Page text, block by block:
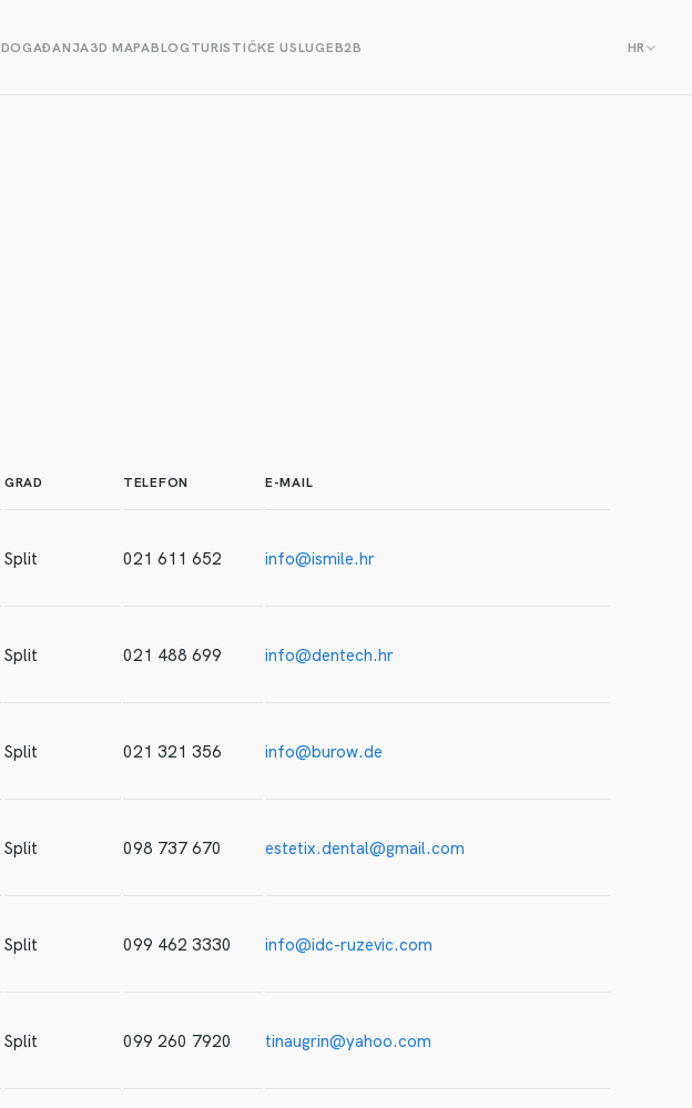
DOGAĐANJA3D MAPABLOGTURISTIČKE USLUGEB2B HR
GRAD TELEFON E-MAIL
Split 021 611 652 info@ismile.hr
Split 021 488 699 info@dentech.hr
Split 021 321 356 info@burow.de
Split 098 737 670 estetix.dental@gmail.com
Split 099 462 3330 info@idc-ruzevic.com
Split 099 260 7920 tinaugrin@yahoo.com